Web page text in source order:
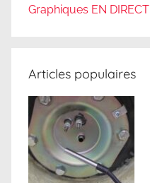
Graphiques EN DIRECT
Articles populaires